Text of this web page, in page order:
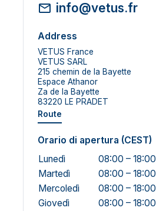
info@vetus.fr
Address
VETUS France
VETUS SARL
215 chemin de la Bayette
Espace Athanor
Za de la Bayette
83220 LE PRADET
Route
Orario di apertura (CEST)
Lunedì
08:00 – 18:00
Martedì
08:00 – 18:00
Mercoledì
08:00 – 18:00
Giovedì
08:00 – 18:00